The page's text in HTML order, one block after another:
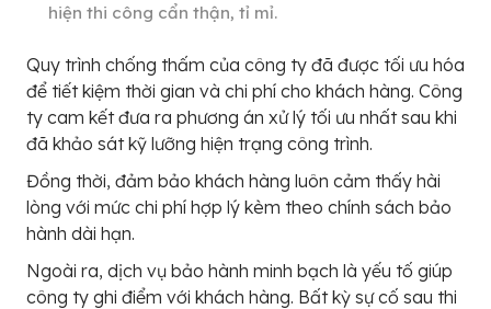
hiện thi công cẩn thận, tỉ mỉ.
Quy trình chống thấm của công ty đã được tối ưu hóa
để tiết kiệm thời gian và chi phí cho khách hàng. Công
ty cam kết đưa ra phương án xử lý tối ưu nhất sau khi
đã khảo sát kỹ lưỡng hiện trạng công trình.
Đồng thời, đảm bảo khách hàng luôn cảm thấy hài
lòng với mức chi phí hợp lý kèm theo chính sách bảo
hành dài hạn.
Ngoài ra, dịch vụ bảo hành minh bạch là yếu tố giúp
công ty ghi điểm với khách hàng. Bất kỳ sự cố sau thi